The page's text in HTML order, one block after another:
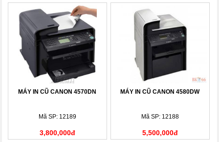
MÁY IN CŨ CANON 4570DN
Mã SP: 12189
3,800,000đ
MÁY IN CŨ CANON 4580DW
Mã SP: 12188
5,500,000đ